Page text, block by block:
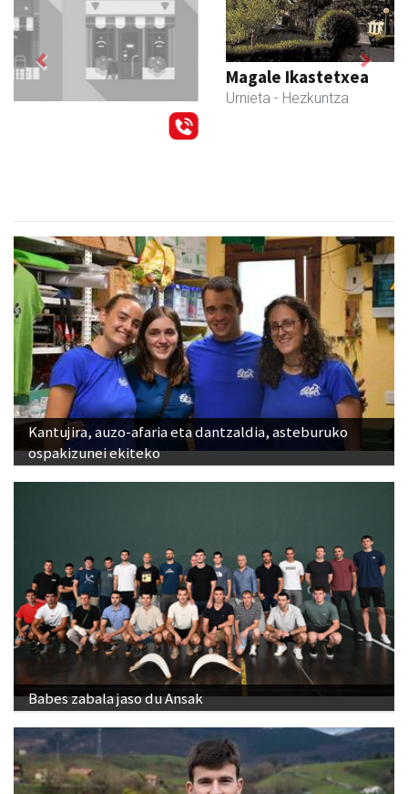
Magale Ikastetxea
Urnieta - Hezkuntza
Next
Kantujira, auzo-afaria eta dantzaldia, asteburuko
ospakizunei ekiteko
Babes zabala jaso du Ansak